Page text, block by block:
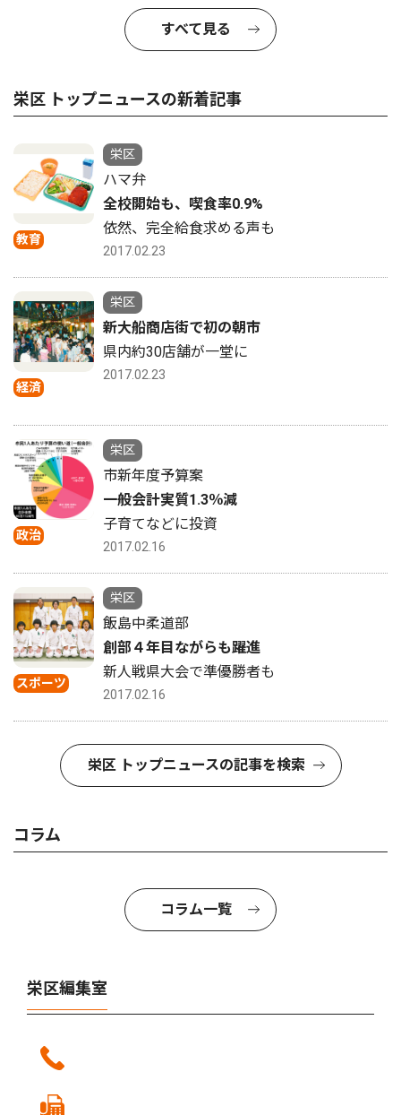
すべて見る
栄区 トップニュースの新着記事
教育
栄区
ハマ弁
全校開始も、喫食率0.9%
依然、完全給食求める声も
2017.02.23
経済
栄区
新大船商店街で初の朝市
県内約30店舗が一堂に
2017.02.23
政治
栄区
市新年度予算案
一般会計実質1.3％減
子育てなどに投資
2017.02.16
スポーツ
栄区
飯島中柔道部
創部４年目ながらも躍進
新人戦県大会で準優勝者も
2017.02.16
栄区 トップニュースの記事を検索
コラム
コラム一覧
栄区編集室